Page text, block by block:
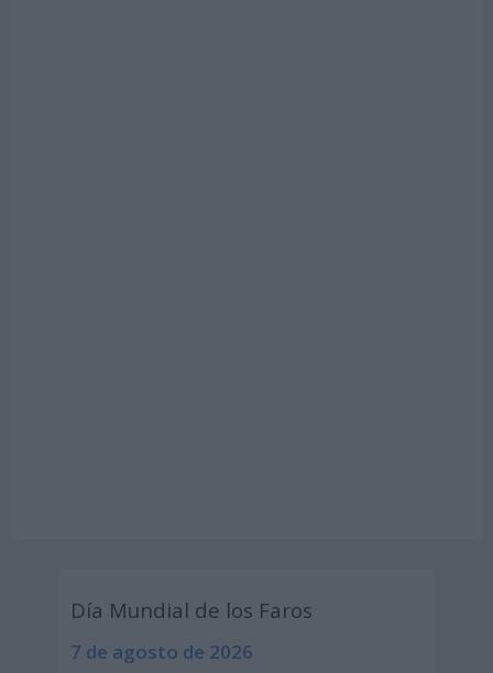
Día Mundial de los Faros
7 de agosto de 2026